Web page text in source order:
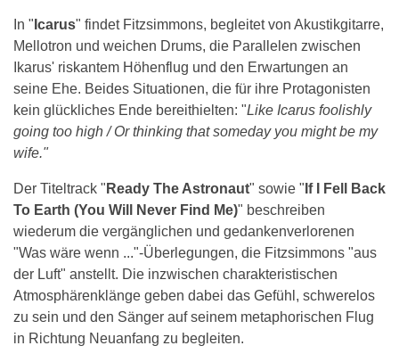
In " Icarus" findet Fitzsimmons, begleitet von Akustikgitarre,
Mellotron und weichen Drums, die Parallelen zwischen
Ikarus' riskantem Höhenflug und den Erwartungen an
seine Ehe. Beides Situationen, die für ihre Protagonisten
kein glückliches Ende bereithielten: "Like Icarus foolishly
going too high / Or thinking that someday you might be my
wife."
Der Titeltrack " Ready The Astronaut" sowie " If I Fell Back
To Earth (You Will Never Find Me)" beschreiben
wiederum die vergänglichen und gedankenverlorenen
"Was wäre wenn ..."-Überlegungen, die Fitzsimmons "aus
der Luft" anstellt. Die inzwischen charakteristischen
Atmosphärenklänge geben dabei das Gefühl, schwerelos
zu sein und den Sänger auf seinem metaphorischen Flug
in Richtung Neuanfang zu begleiten.